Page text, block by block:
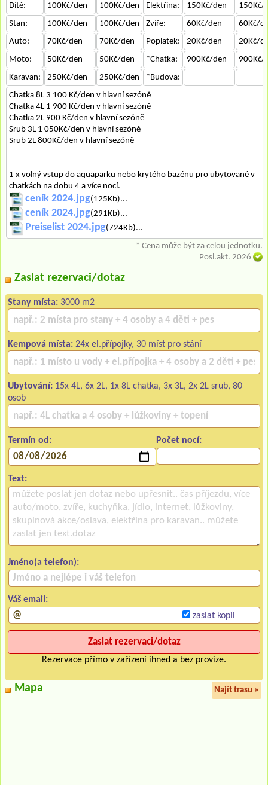
Dítě:
100Kč/den 100Kč/den Elektřina: 150Kč/den
150Kč/
Stan:
100Kč/den 100Kč/den Zvíře: 60Kč/den
60Kč/
Auto:
70Kč/den 70Kč/den Poplatek: 20Kč/den
20Kč/
Moto:
50Kč/den 50Kč/den *Chatka: 900Kč/den
900Kč/
Karavan:
250Kč/den 250Kč/den *Budova: - -
- -
Chatka 8L 3 100 Kč/den v hlavní sezóně
Chatka 4L 1 900 Kč/den v hlavní sezóně
Chatka 2L 900 Kč/den v hlavní sezóně
Srub 3L 1 050Kč/den v hlavní sezóně
Srub 2L 800Kč/den v hlavní sezóně
1 x volný vstup do aquaparku nebo krytého bazénu pro ubytované v
chatkách na dobu 4 a více nocí.
ceník 2024.jpg(125Kb)...
ceník 2024.jpg(291Kb)...
Preiselist 2024.jpg(724Kb)...
* Cena může být za celou jednotku.
Posl.akt. 2026
Zaslat rezervaci/dotaz
Stany místa: 3000 m2
Kempová místa: 24x el.přípojky, 30 míst pro stání
Ubytování: 15x 4L, 6x 2L, 1x 8L chatka, 3x 3L, 2x 2L srub, 80
osob
Termín od: Počet nocí:
Text:
Jméno(a telefon):
Váš email:
zaslat kopii
Rezervace přímo v zařízení ihned a bez provize.
Mapa Najít trasu »